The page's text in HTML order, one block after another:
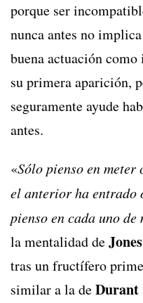
porque ser
nunca antes no
buena actuación como
su primera aparición,
seguramente ayude
antes.
«Sólo pienso en
el anterior ha entrado
pienso en cada uno
la mentalidad deJones
tras un fructífero
similar a la deDurant